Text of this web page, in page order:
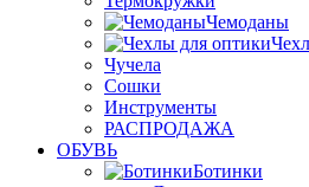
Чемоданы
Чучела
Сошки
Инструменты
РАСПРОДАЖА
ОБУВЬ
Ботинки